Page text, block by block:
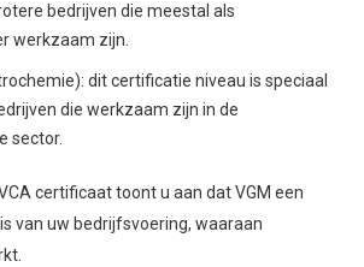
bedrijven die meestal als
werkzaam zijn.
dit certificatie niveau is speciaal
die werkzaam zijn in de
sector.
certificaat toont u aan dat VGM een
van uw bedrijfsvoering, waaraan